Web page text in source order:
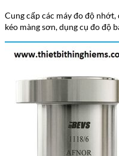
Cung cấp các máy đo độ
kéo màng sơn, dụng cụ đo độ